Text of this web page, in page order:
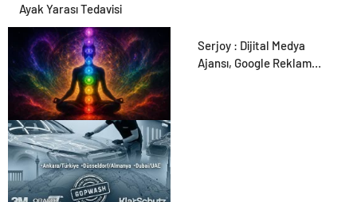
Ayak Yarası Tedavisi
Zihnin Gizemli Sınırları ve
Ötesi : Nasılnedir.com
Serjoy : Dijital Medya
Ajansı, Google Reklam